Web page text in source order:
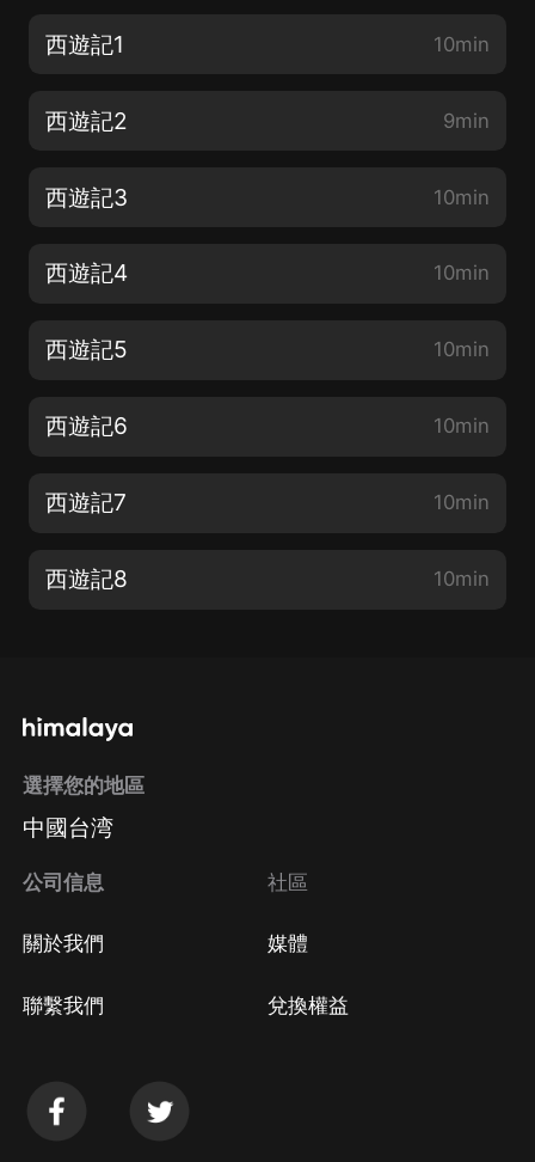
西遊記1 10min
西遊記2 9min
西遊記3 10min
西遊記4 10min
西遊記5 10min
西遊記6 10min
西遊記7 10min
西遊記8 10min
選擇您的地區
中國台湾
公司信息
關於我們
聯繫我們
社區
媒體
兌換權益